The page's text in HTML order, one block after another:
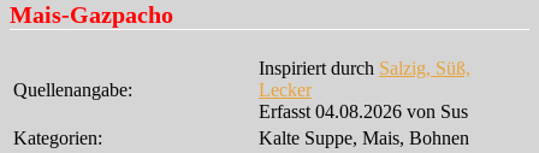
Mais-Gazpacho
Quellenangabe:
Inspiriert durch Salzig, Süß,
Lecker
Erfasst 04.08.2026 von Sus
Kategorien:
Kalte Suppe, Mais, Bohnen